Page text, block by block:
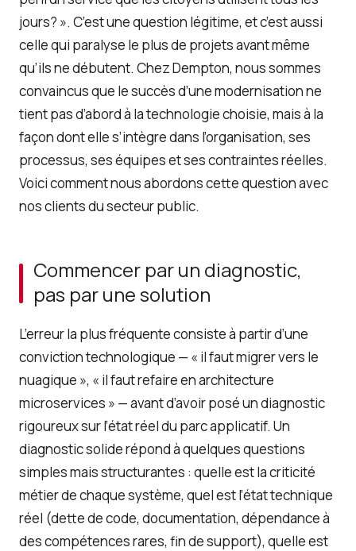
jours? ». C’est une question légitime, et c’est aussi
celle qui paralyse le plus de projets avant même
qu’ils ne débutent. Chez Dempton, nous sommes
convaincus que le succès d’une modernisation ne
tient pas d’abord à la technologie choisie, mais à la
façon dont elle s’intègre dans l’organisation, ses
processus, ses équipes et ses contraintes réelles.
Voici comment nous abordons cette question avec
nos clients du secteur public.
Commencer par un diagnostic,
pas par une solution
L’erreur la plus fréquente consiste à partir d’une
conviction technologique — « il faut migrer vers le
nuagique », « il faut refaire en architecture
microservices » — avant d’avoir posé un diagnostic
rigoureux sur l’état réel du parc applicatif. Un
diagnostic solide répond à quelques questions
simples mais structurantes : quelle est la criticité
métier de chaque système, quel est l’état technique
réel (dette de code, documentation, dépendance à
des compétences rares, fin de support), quelle est